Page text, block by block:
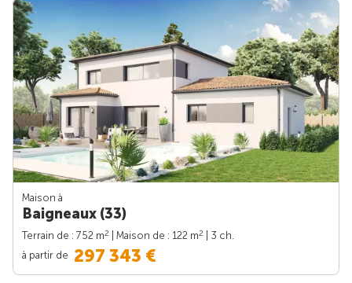
Maison à
Baigneaux (33)
Terrain de : 752 m2 | Maison de : 122 m2
| 3 ch.
à partir de 297 343 €